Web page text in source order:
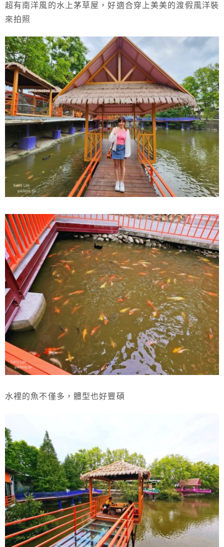
超有南洋風的水上茅草屋，好適合穿上美美的渡假風洋裝
來拍照
水裡的魚不僅多，體型也好豐碩